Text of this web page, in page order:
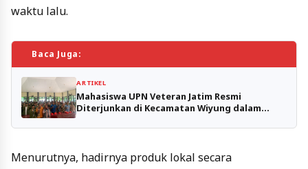
waktu lalu.
Baca Juga:
ARTIKEL
Mahasiswa UPN Veteran Jatim Resmi
Diterjunkan di Kecamatan Wiyung dalam
Menurutnya, hadirnya produk lokal secara